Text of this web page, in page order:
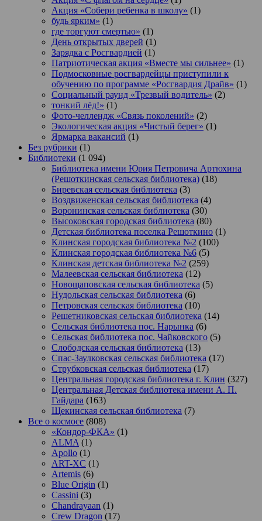
Акция «Собери ребенка в школу» (1)
будь ярким» (1)
где торгуют смертью» (1)
День открытых дверей (1)
Зарядка с Росгвардией (1)
Патриотическая акция «Вместе мы сильнее» (1)
Подмосковные росгвардейцы приступили к
обучению по программе «Росгвардия Драйв» (1)
Социальный раунд «Трезвый водитель» (2)
тонкий лёд!» (1)
Фото-челлендж «Связь поколений» (2)
Экологическая акция «Чистый берег» (1)
Ярмарка вакансий (1)
Без рубрики (1)
Библиотеки (1 094)
Библиотека имени Юрия Петровича Артюхина
(Решоткинская сельская библиотека) (18)
Биревская сельская библиотека (3)
Воздвиженская сельская библиотека (4)
Воронинская сельская библиотека (30)
Высоковская городская библиотека (80)
Детская библиотека поселка Решоткино (1)
Клинская городская библиотека №2 (100)
Клинская городская библиотека №6 (5)
Клинская детская библиотека №2 (259)
Малеевская сельская библиотека (12)
Новощаповская сельская библиотека (5)
Нудольская сельская библиотека (6)
Петровская сельская библиотека (10)
Решетниковская сельская библиотека (14)
Сельская библиотека пос. Нарынка (6)
Сельская библиотека пос. Чайковского (5)
Слободская сельская библиотека (13)
Спас-Заулковская сельская библиотека (17)
Струбковская сельская библиотека (17)
Центральная городская библиотека г. Клин (327)
Центральная Детская библиотека имени А. П.
Гайдара (163)
Щекинская сельская библиотека (7)
Все о космосе (808)
«Кондор-ФКА» (1)
ALMA (1)
Apollo (1)
ART-XC (1)
Artemis (6)
Blue Origin (1)
Cassini (3)
Chandrayaan (1)
Crew Dragon (17)